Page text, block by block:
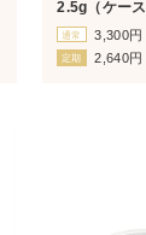
2.5g（ケース
通常 3,300円
定期
2,640円